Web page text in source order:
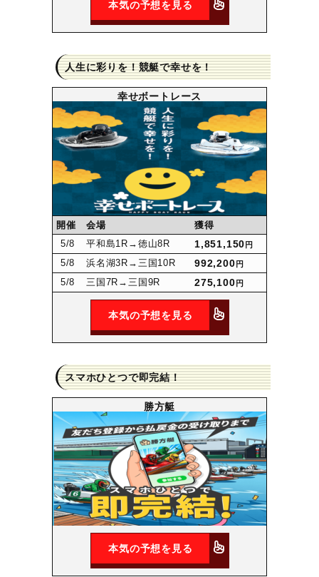
本気の予想を見る
人生に彩りを！競艇で幸せを！
幸せボートレース
開催 会場
獲得
5/8 平和島1R →徳山8R 1,851,150 円
5/8 浜名湖3R →三国10R 992,200 円
5/8 三国7R →三国9R 275,100 円
本気の予想を見る
スマホひとつで即完結！
勝方艇
本気の予想を見る